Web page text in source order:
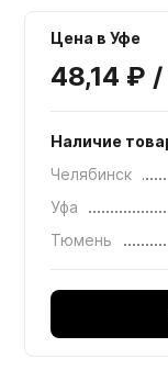
Цена в Уфе
48,14 ₽
Наличие
Челябинск
Уфа
Тюмень